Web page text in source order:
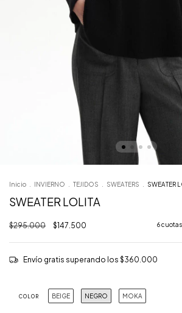
Inicio INVIERNO TEJIDOS SWEATERS SWEATER
SWEATER LOLITA
$295.000 $147.500 6
Envío gratis superando los $360.000
COLOR BEIGE NEGRO MOKA